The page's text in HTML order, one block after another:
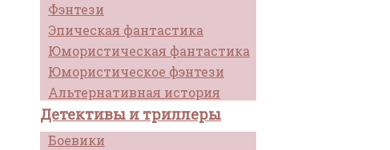
Фэнтези
Эпическая фантастика
Юмористическая фантастика
Юмористическое фэнтези
Альтернативная история
Детективы и триллеры
Боевики